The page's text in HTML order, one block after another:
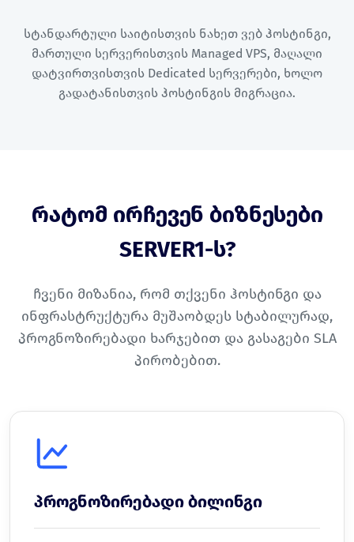
სტანდარტული საიტისთვის ნახეთ ვებ ჰოსტინგი,
მართული სერვერისთვის Managed VPS, მაღალი
დატვირთვისთვის Dedicated სერვერები, ხოლო
გადატანისთვის ჰოსტინგის მიგრაცია.
რატომ ირჩევენ ბიზნესები
SERVER1-ს?
ჩვენი მიზანია, რომ თქვენი ჰოსტინგი და
ინფრასტრუქტურა მუშაობდეს სტაბილურად,
პროგნოზირებადი ხარჯებით და გასაგები SLA
პირობებით.
პროგნოზირებადი ბილინგი